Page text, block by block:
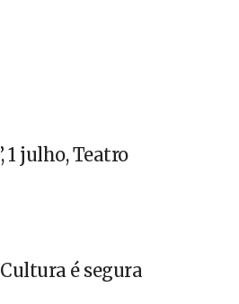
1 julho, Teatro
é segura